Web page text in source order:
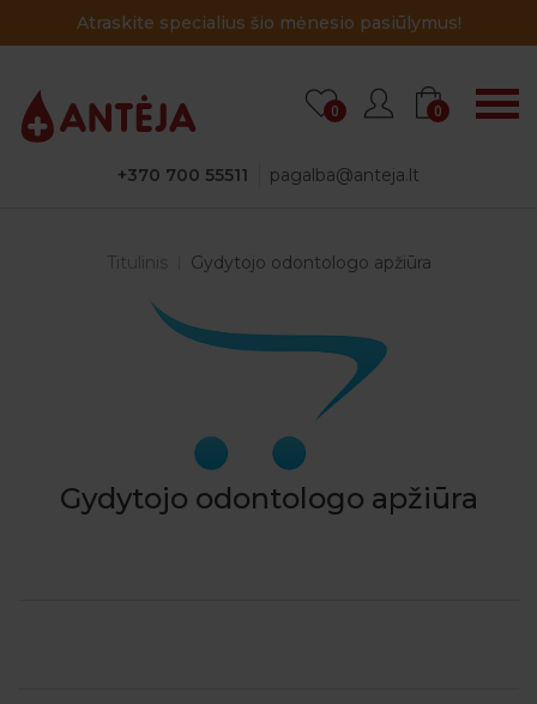
pasiūlymus! Atraskite specialius šio
+370 700 55511 pagalba@anteja.lt
0 0
Titulinis Gydytojo odontologo apžiūra
Gydytojo odontologo apžiūra